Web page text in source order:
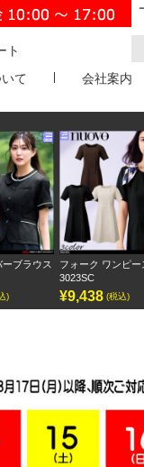
ト
て 会社案内
ォーク ワンピース
(税込)
エ